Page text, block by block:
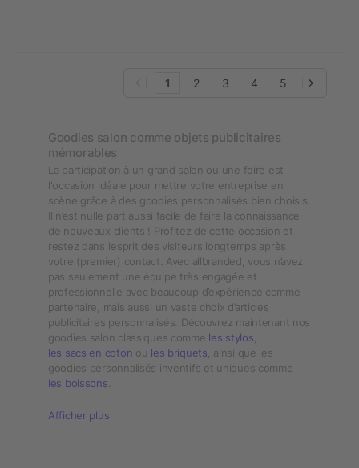
1 2 3 4 5
Goodies salon comme objets publicitaires
mémorables
La participation à un grand salon ou une foire est
l'occasion idéale pour mettre votre entreprise en
scène grâce à des goodies personnalisés bien choisis.
Il n’est nulle part aussi facile de faire la connaissance
de nouveaux clients ! Profitez de cette occasion et
restez dans l’esprit des visiteurs longtemps après
votre (premier) contact. Avec allbranded, vous n’avez
pas seulement une équipe très engagée et
professionnelle avec beaucoup d’expérience comme
partenaire, mais aussi un vaste choix d’articles
publicitaires personnalisés. Découvrez maintenant nos
goodies salon classiques comme les stylos
les sacs en coton ou les briquets , ainsi que les
goodies personnalisés inventifs et uniques comme
les boissons
Afficher plus